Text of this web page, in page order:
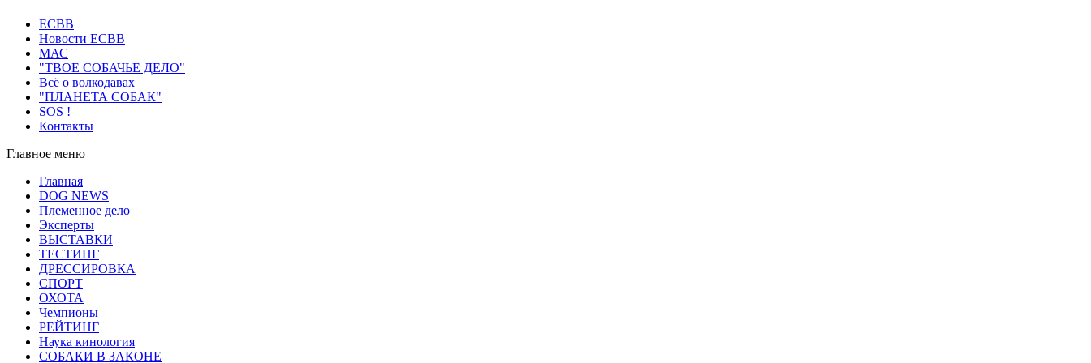
ECВB
Новости ЕСВВ
МАС
"ТВОЕ СОБАЧЬЕ ДЕЛО"
Всё о волкодавах
"ПЛАНЕТА СОБАК"
SOS !
Контакты
Главное меню
Главная
DOG NEWS
Племенное дело
Эксперты
ВЫСТАВКИ
ТЕСТИНГ
ДРЕССИРОВКА
СПОРТ
ОХОТА
Чемпионы
РЕЙТИНГ
Наука кинология
СОБАКИ В ЗАКОНЕ